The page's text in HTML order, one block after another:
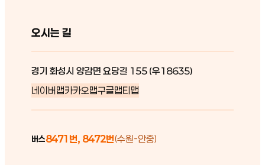
오시는 길
경기 화성시 양감면 요당길 155 (우18635)
네이버맵카카오맵구글맵티맵
버스8471번, 8472번(수원-안중)